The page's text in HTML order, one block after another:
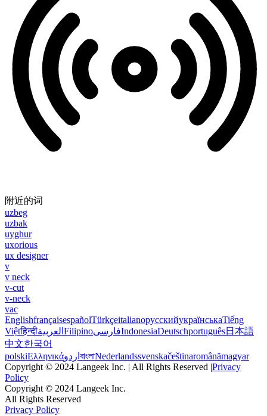
附近的词
uzbeg
uzbak
uyghur
uxorious
ux designer
v
v neck
v-cut
v-neck
vac
EnglishfrançaisespañolTürkçeitalianoрусскийукраїнськаTiếng
Việtहिन्दीالعربية FilipinoفارسیIndonesiaDeutschportuguês日本語
中文한국어
polskiΕλληνικάاردو বাংলাNederlandssvenskačeštinaromânămagyar
Copyright © 2024 Langeek Inc. | All Rights Reserved |Privacy
Policy
Copyright © 2024 Langeek Inc.
All Rights Reserved
Privacy Policy